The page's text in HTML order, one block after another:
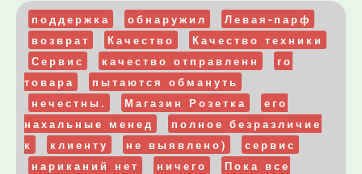
поддержка обнаружил
Левая-парф
возврат
Качество
Качество техники
Сервис
качество отправленн
го
товара
пытаются обмануть
нечестны.
Магазин Розетка
его
нахальные менед
полное безразличие
к
клиенту не выявлено)
сервис
нариканий нет
ничего
Пока все